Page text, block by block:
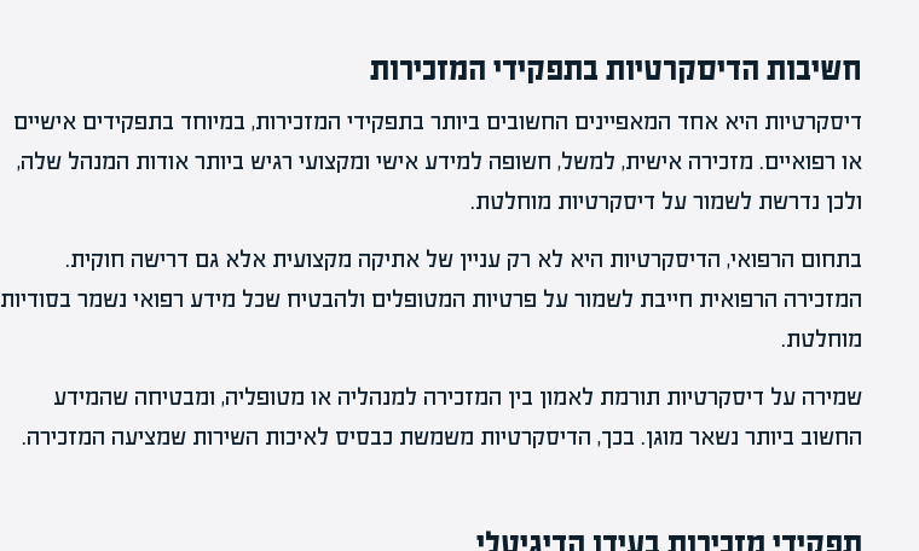
חשיבות הדיסקרטיות בתפקידי המזכירות
דיסקרטיות היא אחד המאפיינים החשובים ביותר בתפקידי המזכירות, במיוחד בתפקידים אישיים
או רפואיים. מזכירה אישית, למשל, חשופה למידע אישי ומקצועי רגיש ביותר אודות המנהל שלה,
ולכן נדרשת לשמור על דיסקרטיות מוחלטת.
בתחום הרפואי, הדיסקרטיות היא לא רק עניין של אתיקה מקצועית אלא גם דרישה חוקית.
המזכירה הרפואית חייבת לשמור על פרטיות המטופלים ולהבטיח שכל מידע רפואי נשמר בסודיות
מוחלטת.
שמירה על דיסקרטיות תורמת לאמון בין המזכירה למנהליה או מטופליה, ומבטיחה שהמידע
החשוב ביותר נשאר מוגן. בכך, הדיסקרטיות משמשת כבסיס לאיכות השירות שמציעה המזכירה.